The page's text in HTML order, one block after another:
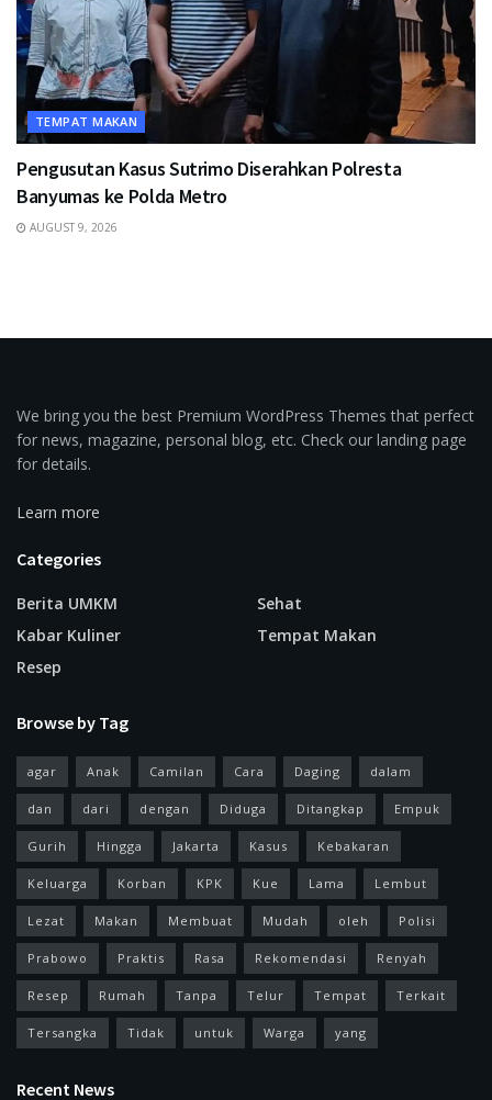
TEMPAT MAKAN
Pengusutan Kasus Sutrimo Diserahkan Polresta
Banyumas ke Polda Metro
AUGUST 9, 2026
We bring you the best Premium WordPress Themes that perfect
for news, magazine, personal blog, etc. Check our landing page
for details.
Learn more
Categories
Berita UMKM
Kabar Kuliner
Resep
Sehat
Tempat Makan
Browse by Tag
agar Anak Camilan Cara Daging dalam
dan dari dengan Diduga Ditangkap Empuk
Gurih Hingga Jakarta Kasus Kebakaran
Keluarga Korban KPK Kue Lama Lembut
Lezat Makan Membuat Mudah oleh Polisi
Prabowo Praktis Rasa Rekomendasi Renyah
Resep Rumah Tanpa Telur Tempat Terkait
Tersangka Tidak untuk Warga yang
Recent News